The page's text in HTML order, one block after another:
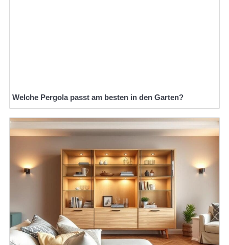
Welche Pergola passt am besten in den Garten?